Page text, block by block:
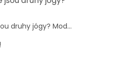
druhy jógy? Mod...